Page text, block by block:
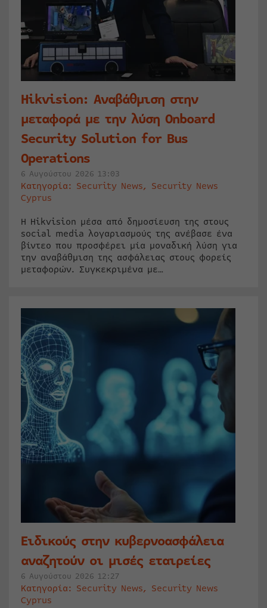
Hikvision: Αναβάθμιση στην
μεταφορά με την λύση Onboard
Security Solution for Bus
Operations
6 Αυγούστου 2026 13:03
Κατηγορία: Security News, Security News
Cyprus
Η Hikvision μέσα από δημοσίευση της στους
social media λογαριασμούς της ανέβασε ένα
βίντεο που προσφέρει μία μοναδική λύση για
την αναβάθμιση της ασφάλειας στους φορείς
μεταφορών. Συγκεκριμένα με…
Ειδικούς στην κυβερνοασφάλεια
αναζητούν οι μισές εταιρείες
6 Αυγούστου 2026 12:27
Κατηγορία: Security News, Security News
Cyprus